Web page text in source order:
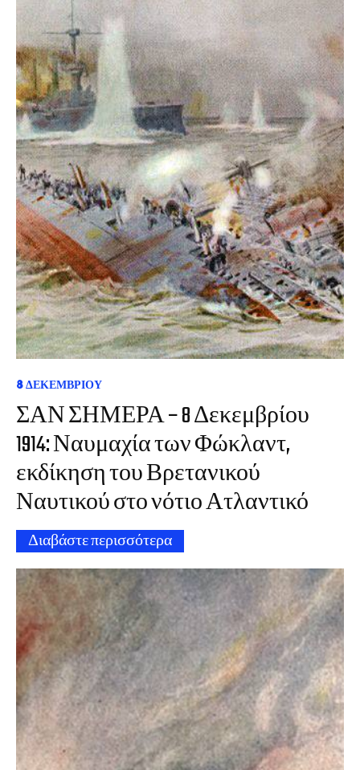
8 ΔΕΚΕΜΒΡΊΟΥ
ΣΑΝ ΣΗΜΕΡΑ – 8 Δεκεμβρίου
1914: Ναυμαχία των Φώκλαντ,
εκδίκηση του Βρετανικού
Ναυτικού στο νότιο Ατλαντικό
Διαβάστε περισσότερα